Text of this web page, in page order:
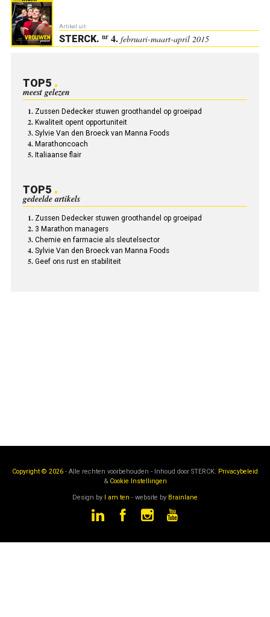
Artikel uit:
STERCK. nr4. februari-maart-april 2015
TOP5
meest gelezen
Zussen Dedecker stuwen groothandel op groeipad
Kwaliteit opent opportuniteit
Sylvie Van den Broeck van Manna Foods
Marathoncoach
Italiaanse flair
TOP5
gedeelde artikels
Zussen Dedecker stuwen groothandel op groeipad
3 Marathon managers
Chemie en farmacie als sleutelsector
Sylvie Van den Broeck van Manna Foods
Geef ons rust en stabiliteit
Copyright © 2026 - Alle rechten voorbehouden - Inhoud door STERCK. Privacybeleid
& Cookie Instellingen
Design by I am ten - website by Brainlane